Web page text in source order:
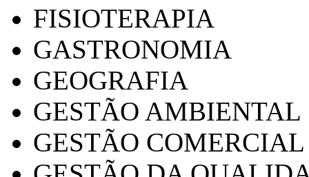
FISIOTERAPIA
GASTRONOMIA
GEOGRAFIA
GESTÃO AMBIENTAL
GESTÃO COMERCIAL